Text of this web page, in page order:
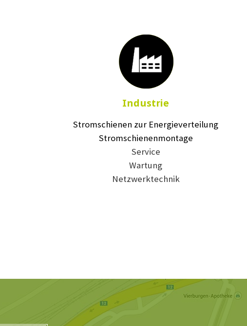
Industrie
Stromschienen zur Energieverteilung
Stromschienenmontage
Service
Wartung
Netzwerktechnik